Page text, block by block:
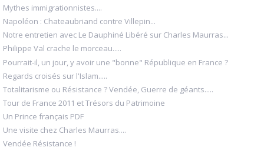
Mythes immigrationnistes....
Napoléon : Chateaubriand contre Villepin...
Notre entretien avec Le Dauphiné Libéré sur Charles Maurras...
Philippe Val crache le morceau.....
Pourrait-il, un jour, y avoir une "bonne" République en France ?
Regards croisés sur l'Islam.....
Totalitarisme ou Résistance ? Vendée, Guerre de géants.....
Tour de France 2011 et Trésors du Patrimoine
Un Prince français PDF
Une visite chez Charles Maurras....
Vendée Résistance !